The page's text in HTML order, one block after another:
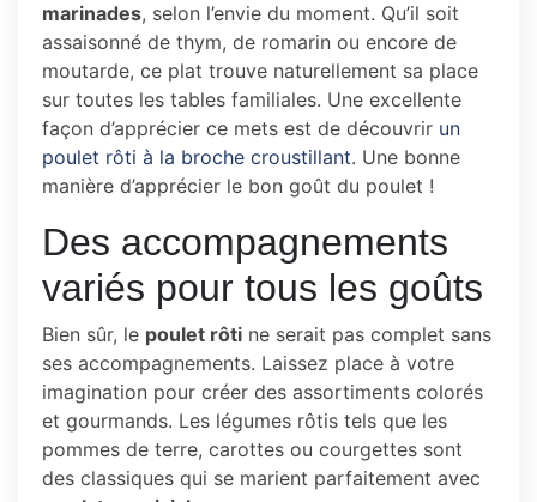
marinades, selon l’envie du moment. Qu’il soit
assaisonné de thym, de romarin ou encore de
moutarde, ce plat trouve naturellement sa place
sur toutes les tables familiales. Une excellente
façon d’apprécier ce mets est de découvrir un
poulet rôti à la broche croustillant. Une bonne
manière d’apprécier le bon goût du poulet !
Des accompagnements
variés pour tous les goûts
Bien sûr, le poulet rôti ne serait pas complet sans
ses accompagnements. Laissez place à votre
imagination pour créer des assortiments colorés
et gourmands. Les légumes rôtis tels que les
pommes de terre, carottes ou courgettes sont
des classiques qui se marient parfaitement avec